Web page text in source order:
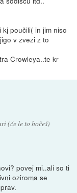
poučili( in jim niso
v zvezi z to
Crowleya..te kr
(če le to hočeš)
povej mi..ali so ti
oziroma se